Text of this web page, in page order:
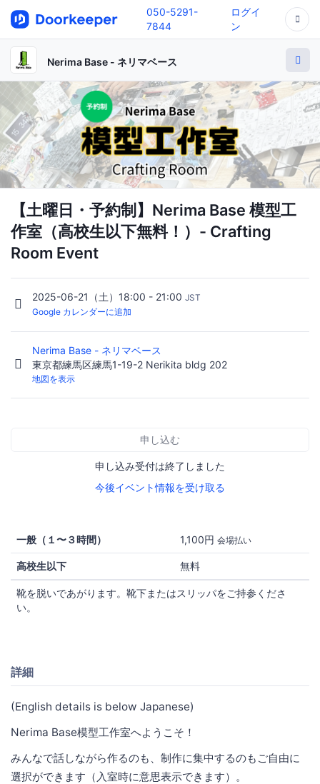
050-5291-
7844
ログイ
ン
Nerima Base - ネリマベース
【土曜日・予約制】Nerima Base 模型工
作室（高校生以下無料！）- Crafting
Room Event
2025-06-21（土）18:00 - 21:00 JST
Google カレンダーに追加
Nerima Base - ネリマベース
東京都練馬区練馬1-19-2 Nerikita bldg 202
地図を表示
申し込む
申し込み受付は終了しました
今後イベント情報を受け取る
一般（１〜３時間） 1,100円 会場払い
高校生以下 無料
靴を脱いであがります。靴下またはスリッパをご持参くださ
い。
詳細
(English details is below Japanese)
Nerima Base模型工作室へようこそ！
みんなで話しながら作るのも、制作に集中するのもご自由に
選択ができます（入室時に意思表示できます）。